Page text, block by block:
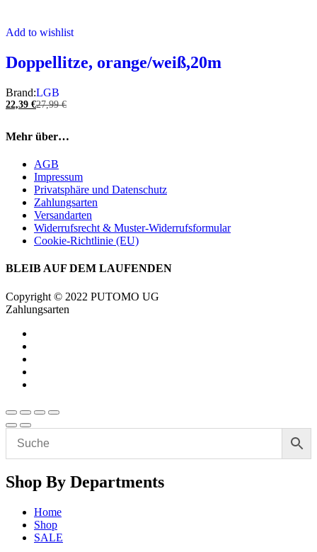
Add to wishlist
Doppellitze, orange/weiß,20m
Brand:LGB
22,39 €27,99€
Mehr über…
AGB
Impressum
Privatsphäre und Datenschutz
Zahlungsarten
Versandarten
Widerrufsrecht & Muster-Widerrufsformular
Cookie-Richtlinie (EU)
BLEIB AUF DEM LAUFENDEN
Copyright © 2022 PUTOMO UG
Zahlungsarten
Shop By Departments
Home
Shop
SALE